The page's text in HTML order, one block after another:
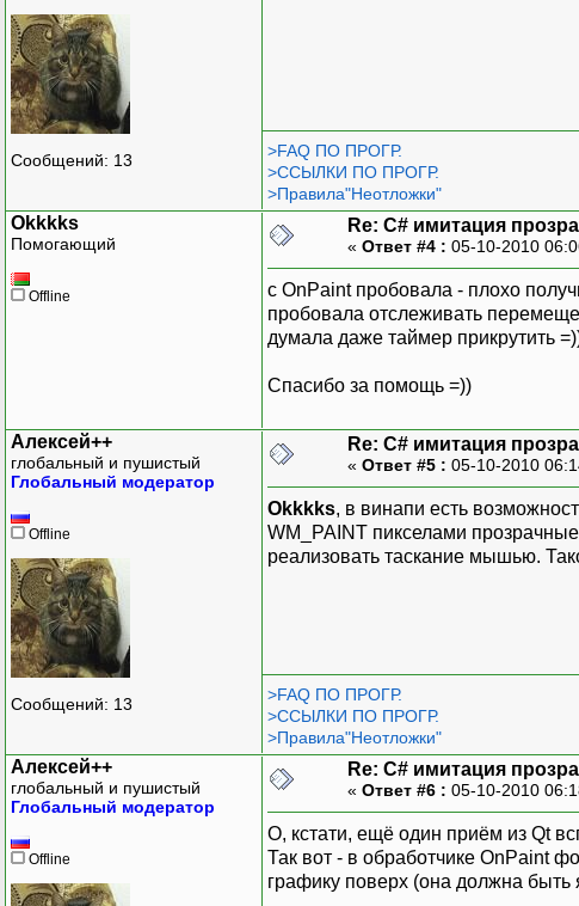
Сообщений: 13
>FAQ ПО ПРОГР.
>ССЫЛКИ ПО ПРОГР.
>Правила"Неотложки"
Okkkks
Помогающий
Offline
Re: C# имитация
« Ответ #4 : 05-10-2010
с OnPaint пробовала - плохо
пробовала отслеживать
думала даже таймер прикрутить
Спасибо за помощь =))
Алексей++
глобальный и пушистый
Глобальный модератор
Offline
Сообщений: 13
Re: C# имитация
« Ответ #5 : 05-10-2010
Okkkks, в винапи есть
WM_PAINT пикселами
реализовать таскание мышью.
>FAQ ПО ПРОГР.
>ССЫЛКИ ПО ПРОГР.
>Правила"Неотложки"
Алексей++
глобальный и пушистый
Глобальный модератор
Offline
Re: C# имитация
« Ответ #6 : 05-10-2010
О, кстати, ещё один приём из Qt
Так вот - в обработчике OnPaint
графику поверх (она должна